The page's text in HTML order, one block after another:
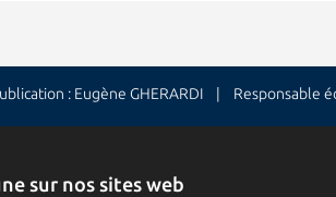
: Eugène GHERARDI | Responsable
sur nos sites web